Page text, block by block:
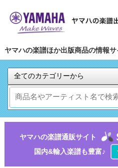
ヤマハの楽譜ほか出版商品の情報サ
ヤマハの楽譜通販サイト
国内&輸入楽譜も豊富♪